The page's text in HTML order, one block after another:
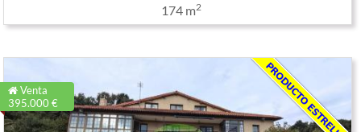
174 m2
Venta
395.000 €